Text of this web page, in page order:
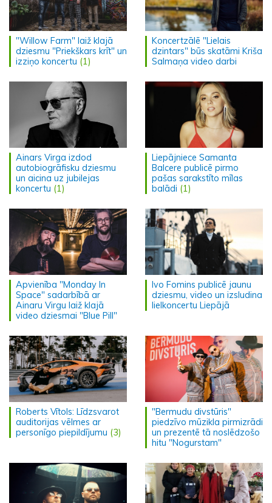
"Willow Farm" laiž klajā
dziesmu "Priekškars krīt" un
izziņo koncertu (1)
Koncertzālē "Lielais
dzintars" būs skatāmi Kriša
Salmaņa video darbi
Ainars Virga izdod
autobiogrāfisku dziesmu
un aicina uz jubilejas
koncertu (1)
Liepājniece Samanta
Balcere publicē pirmo
pašas sarakstīto mīlas
balādi (1)
Apvienība "Monday In
Space" sadarbībā ar
Ainaru Virgu laiž klajā
video dziesmai "Blue Pill"
Ivo Fomins publicē jaunu
dziesmu, video un izsludina
lielkoncertu Liepājā
Roberts Vītols: Līdzsvarot
auditorijas vēlmes ar
personīgo piepildījumu (3)
"Bermudu divstūris"
piedzīvo mūzikla pirmizrādi
un prezentē tā noslēdzošo
hitu "Nogurstam"